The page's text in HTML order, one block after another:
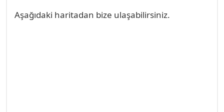
zamanı gelmiş demektir. Muratpaşa’nın
Aşağıdaki haritadan bize ulaşabilirsiniz.